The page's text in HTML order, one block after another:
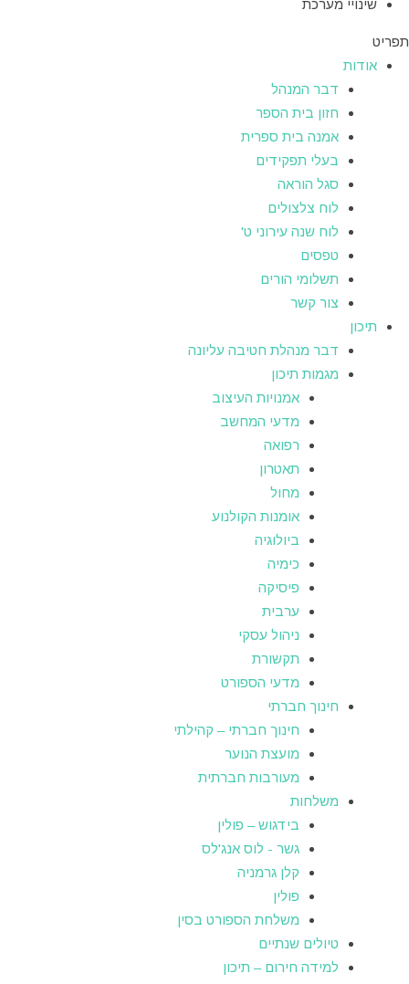
שינויי מערכת
תפריט
אודות
דבר המנהל
חזון בית הספר
אמנה בית ספרית
בעלי תפקידים
סגל הוראה
לוח צלצולים
לוח שנה עירוני ט'
טפסים
תשלומי הורים
צור קשר
תיכון
דבר מנהלת חטיבה עליונה
מגמות תיכון
אמנויות העיצוב
מדעי המחשב
רפואה
תאטרון
מחול
אומנות הקולנוע
ביולוגיה
כימיה
פיסיקה
ערבית
ניהול עסקי
תקשורת
מדעי הספורט
חינוך חברתי
חינוך חברתי – קהילתי
מועצת הנוער
מעורבות חברתית
משלחות
בידגוש – פולין
גשר - לוס אנג'לס
קלן גרמניה
פולין
משלחת הספורט בסין
טיולים שנתיים
למידה חירום – תיכון